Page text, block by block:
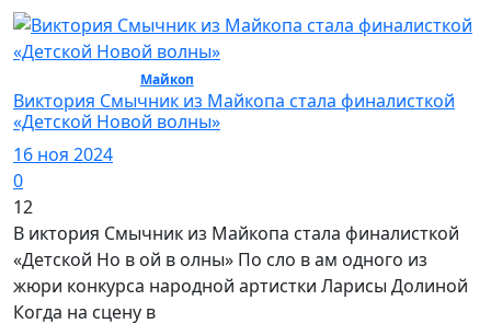
Майкоп
Виктория Смычник из Майкопа стала финалисткой
«Детской Новой волны»
16 ноя 2024
0
12
В иктория Смычник из Майкопа стала финалисткой
«Детской Но в ой в олны» По сло в ам одного из
жюри конкурса народной артистки Ларисы Долиной
Когда на сцену в